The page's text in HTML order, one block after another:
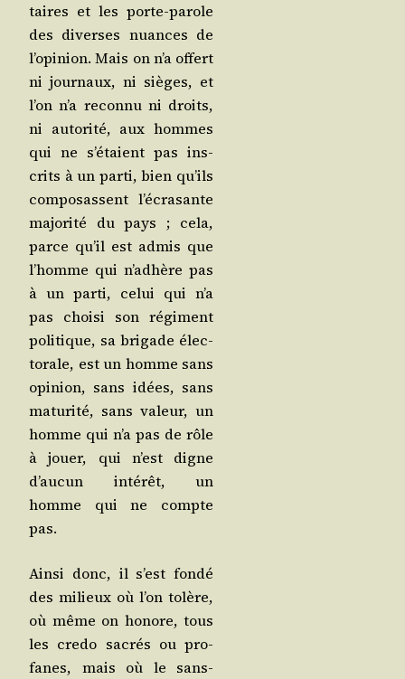
taires et les porte-parole
des diverses nuances de
l’o­pi­nion. Mais on n’a offert
ni jour­naux, ni sièges, et
l’on n’a recon­nu ni droits,
ni auto­ri­té, aux hommes
qui ne s’é­taient pas ins­
crits à un par­ti, bien qu’ils
com­po­sassent l’é­cra­sante
majo­ri­té du pays ; cela,
parce qu’il est admis que
l’homme qui n’adhère pas
à un par­ti, celui qui n’a
pas choi­si son régi­ment
poli­tique, sa bri­gade élec­
to­rale, est un homme sans
opi­nion, sans idées, sans
matu­ri­té, sans valeur, un
homme qui n’a pas de rôle
à jouer, qui n’est digne
d’au­cun inté­rêt, un
homme qui ne compte
pas.
Ain­si donc, il s’est fon­dé
des milieux où l’on tolère,
où même on honore, tous
les cre­do sacrés ou pro­
fanes, mais où le sans-